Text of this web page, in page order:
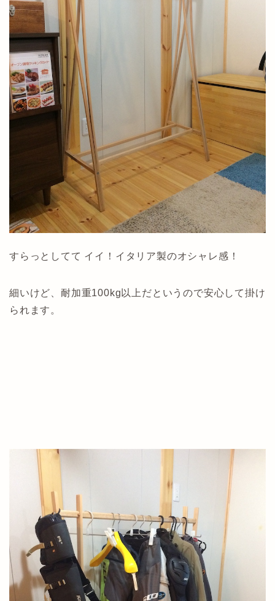
すらっとしてて イイ！イタリア製のオシャレ感！
細いけど、耐加重100kg以上だというので安心して掛け
られます。